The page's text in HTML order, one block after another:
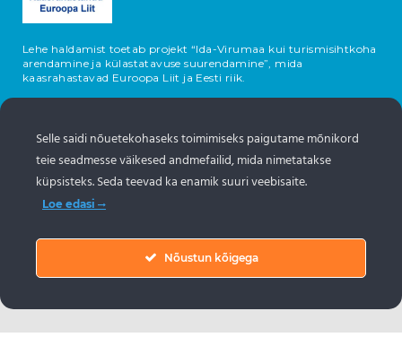
Lehe haldamist toetab projekt “Ida-Virumaa kui turismisihtkoha
arendamine ja külastatavuse suurendamine”, mida
kaasrahastavad Euroopa Liit ja Eesti riik.
Objektide info pärineb Eesti turismiportaalist
Selle saidi nõuetekohaseks toimimiseks paigutame mõnikord
teie seadmesse väikesed andmefailid, mida nimetatakse
küpsisteks. Seda teevad ka enamik suuri veebisaite.
Loe edasi
Nõustun kõigega